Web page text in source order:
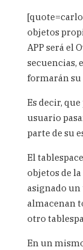
reply
to
Esquema
by
Carlos
objetos
APP será el
secuencias,
formarán su
Es decir,
usuario
parte de su
El
objetos de la
asignado un
almacenan
otro
En un